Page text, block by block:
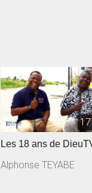
Les 18 ans de
Alphonse TEYABE